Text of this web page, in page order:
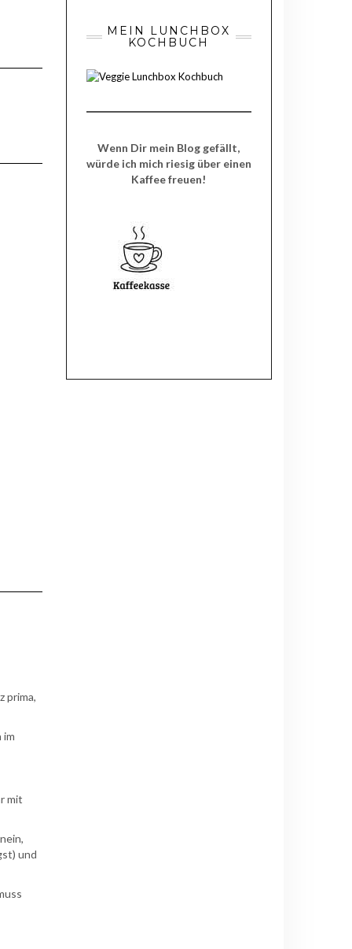
prima,
im
mit
und
MEIN LUNCHBOX
KOCHBUCH
Wenn Dir mein Blog gefällt,
würde ich mich riesig über einen
Kaffee freuen!